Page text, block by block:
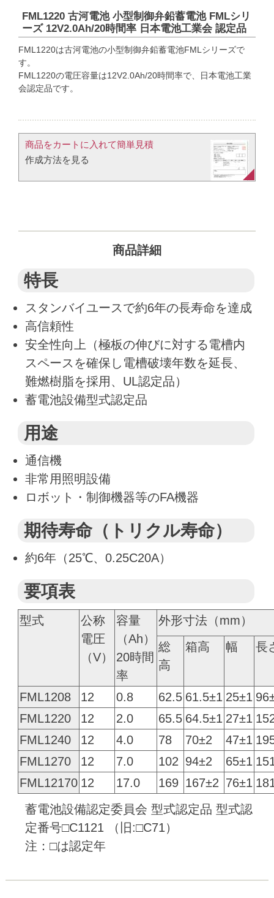
FML1220 古河電池 小型制御弁鉛蓄電池 FMLシリ
ーズ 12V2.0Ah/20時間率 日本電池工業会 認定品
FML1220は古河電池の小型制御弁鉛蓄電池FMLシリーズで
す。
FML1220の電圧容量は12V2.0Ah/20時間率で、日本電池工業
会認定品です。
商品をカートに入れて簡単見積​
作成方法を見る​​
商品詳細
特長
スタンバイユースで約6年の長寿命を達成
高信頼性
安全性向上（極板の伸びに対する電槽内
スペースを確保し電槽破壊年数を延長、
難燃樹脂を採用、UL認定品）
蓄電池設備型式認定品
用途
通信機
非常用照明設備
ロボット・制御機器等のFA機器
期待寿命（トリクル寿命）
約6年（25℃、0.25C20A）
要項表
型式
公称
電圧
（V）
容量
（Ah）
20時間
率
外形寸法（mm）
総
高
箱高 幅 長
FML1208 12 0.8 62.5 61.5±1 25±1
FML1220
12 2.0 65.5 64.5±1 27±1
FML1240
12 4.0 78 70±2 47±1
FML1270
12 7.0 102 94±2 65±1
FML12170 12 17.0 169 167±2 76±1
蓄電池設備認定委員会 型式認定品 型式認
定番号□C1121 （旧:□C71）
注：□は認定年